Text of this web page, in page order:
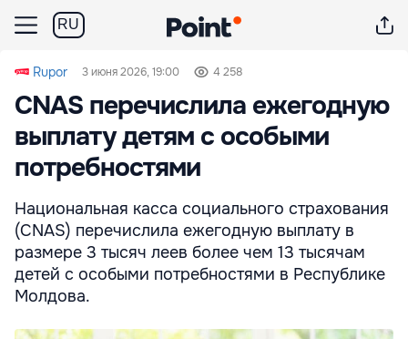
RU
Rupor 3 июня 2026, 19:00 4 258
CNAS перечислила ежегодную
выплату детям с особыми
потребностями
Национальная касса социального страхования
(CNAS) перечислила ежегодную выплату в
размере 3 тысяч леев более чем 13 тысячам
детей с особыми потребностями в Республике
Молдова.